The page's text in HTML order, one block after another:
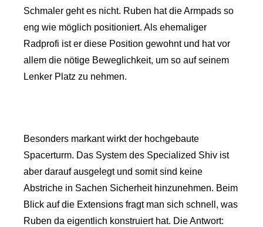
Schmaler geht es nicht. Ruben hat die Armpads so
eng wie möglich positioniert. Als ehemaliger
Radprofi ist er diese Position gewohnt und hat vor
allem die nötige Beweglichkeit, um so auf seinem
Lenker Platz zu nehmen.
Besonders markant wirkt der hochgebaute
Spacerturm. Das System des Specialized Shiv ist
aber darauf ausgelegt und somit sind keine
Abstriche in Sachen Sicherheit hinzunehmen. Beim
Blick auf die Extensions fragt man sich schnell, was
Ruben da eigentlich konstruiert hat. Die Antwort: